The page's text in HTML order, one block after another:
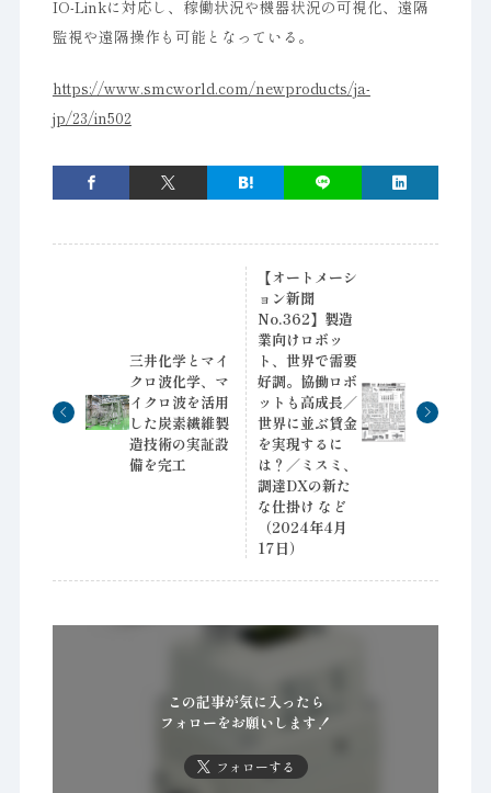
IO-Linkに対応し、稼働状況や機器状況の可視化、遠隔
監視や遠隔操作も可能となっている。
https://www.smcworld.com/newproducts/ja-
jp/23/in502
三井化学とマイ
クロ波化学、マ
イクロ波を活用
した炭素繊維製
造技術の実証設
備を完工
【オートメーシ
ョン新聞
No.362】製造
業向けロボッ
ト、世界で需要
好調。協働ロボ
ットも高成長／
世界に並ぶ賃金
を実現するに
は？／ミスミ、
調達DXの新た
な仕掛け など
（2024年4月
17日）
この記事が気に入ったら
フォローをお願いします！
フォローする